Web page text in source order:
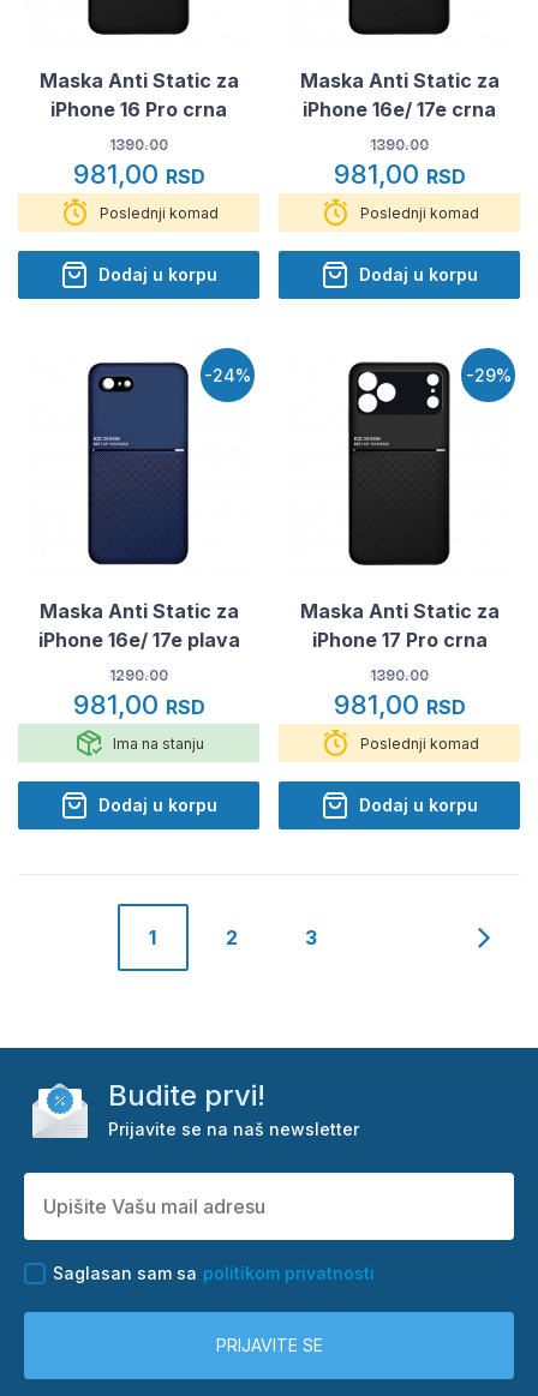
Maska Anti Static za
iPhone 16 Pro crna
1390.00
981,00 RSD
Poslednji komad
Dodaj u korpu
Maska Anti Static za
iPhone 16e/ 17e crna
1390.00
981,00 RSD
Poslednji komad
Dodaj u korpu
-24%
Maska Anti Static za
iPhone 16e/ 17e plava
1290.00
981,00 RSD
Ima na stanju
Dodaj u korpu
-29%
Maska Anti Static za
iPhone 17 Pro crna
1390.00
981,00 RSD
Poslednji komad
Dodaj u korpu
1 2 3
Budite prvi!
Prijavite se na naš newsletter
Saglasan sam sa politikom privatnosti
PRIJAVITE SE